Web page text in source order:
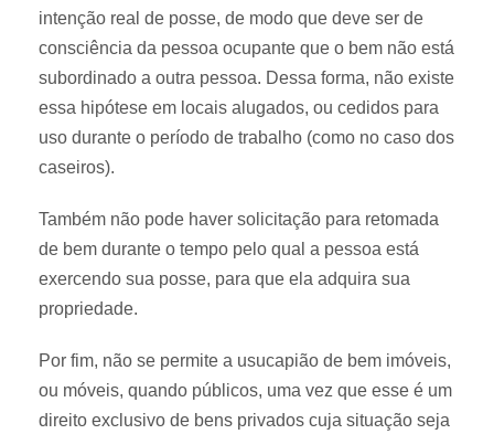
intenção real de posse, de modo que deve ser de
consciência da pessoa ocupante que o bem não está
subordinado a outra pessoa. Dessa forma, não existe
essa hipótese em locais alugados, ou cedidos para
uso durante o período de trabalho (como no caso dos
caseiros).
Também não pode haver solicitação para retomada
de bem durante o tempo pelo qual a pessoa está
exercendo sua posse, para que ela adquira sua
propriedade.
Por fim, não se permite a usucapião de bem imóveis,
ou móveis, quando públicos, uma vez que esse é um
direito exclusivo de bens privados cuja situação seja